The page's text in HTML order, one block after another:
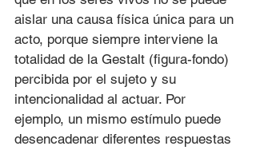
aislar una causa física única para un
acto, porque siempre interviene la
totalidad de la Gestalt (figura-fondo)
percibida por el sujeto y su
intencionalidad al actuar. Por
ejemplo, un mismo estímulo puede
desencadenar diferentes respuestas